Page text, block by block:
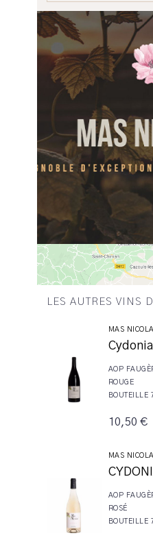
LES AUTRES VINS
MAS
AOP
ROUGE
BOUTEILLE
10,50 €
MAS
AOP
ROSÉ
BOUTEILLE